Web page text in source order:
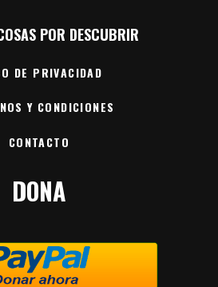
POR DESCUBRIR
DE PRIVACIDAD
Y CONDICIONES
CONTACTO
DONA